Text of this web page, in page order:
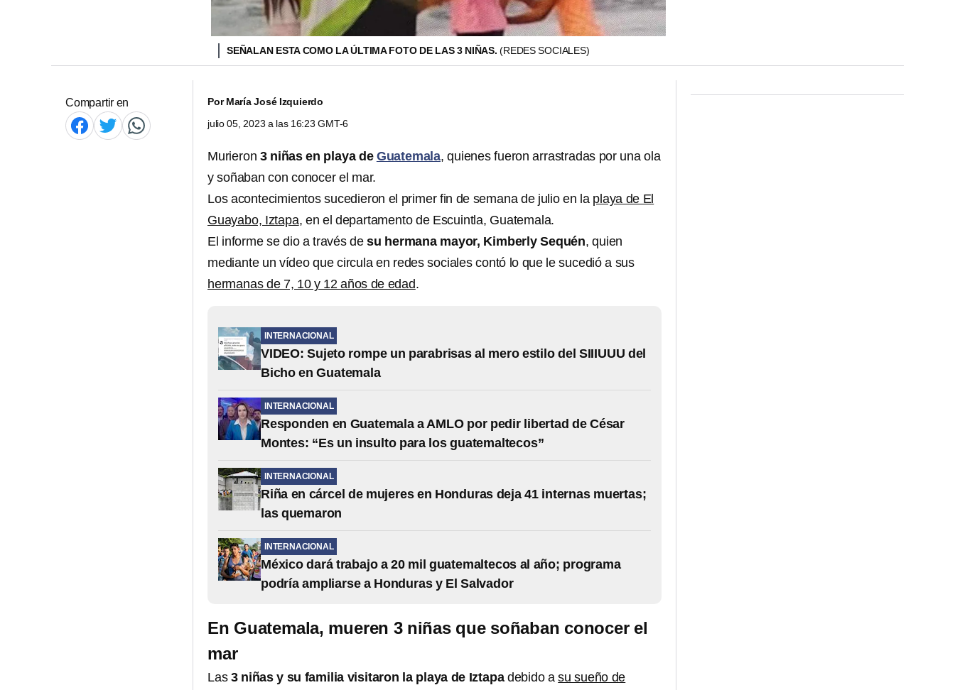
SEÑALAN ESTA COMO LA ÚLTIMA FOTO DE LAS 3 NIÑAS.(REDES SOCIALES)
Compartir en PorMaría José Izquierdo
julio 05, 2023 a las 16:23 GMT-6
Murieron 3 niñas en playa de Guatemala, quienes fueron arrastradas por una ola
y soñaban con conocer el mar.
Los acontecimientos sucedieron el primer fin de semana de julio en la playa de El
Guayabo, Iztapa, en el departamento de Escuintla, Guatemala.
El informe se dio a través desu hermana mayor, Kimberly Sequén, quien
mediante un vídeo que circula en redes sociales contó lo que le sucedió a sus
hermanas de 7, 10 y 12 años de edad.
INTERNACIONAL
VIDEO: Sujeto rompe un parabrisas al mero estilo del SIIIUUU del
Bicho en Guatemala
INTERNACIONAL
Responden en Guatemala a AMLO por pedir libertad de César
Montes: “Es un insulto para los guatemaltecos”
INTERNACIONAL
Riña en cárcel de mujeres en Honduras deja 41 internas muertas;
las quemaron
INTERNACIONAL
México dará trabajo a 20 mil guatemaltecos al año; programa
podría ampliarse a Honduras y El Salvador
En Guatemala, mueren 3 niñas que soñaban conocer el
mar
Las3 niñas y su familia visitaron la playa de Iztapadebido asu sueño de